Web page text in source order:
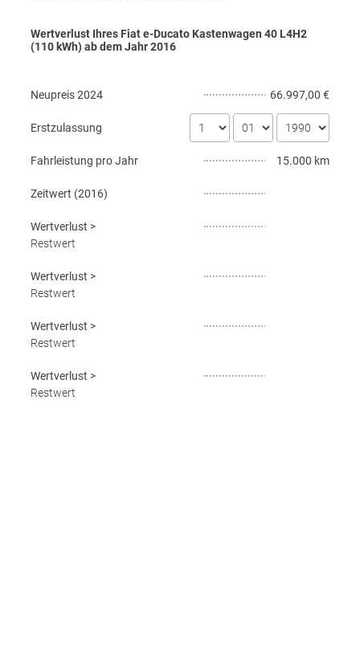
Wertverlust Ihres Fiat e-Ducato Kastenwagen 40 L4H2
(110 kWh) ab dem Jahr2016
Neupreis2024 66.997,00 €
Erstzulassung
Fahrleistung pro Jahr 15.000 km
Zeitwert (2016)
Wertverlust >
Restwert
Wertverlust >
Restwert
Wertverlust >
Restwert
Wertverlust >
Restwert